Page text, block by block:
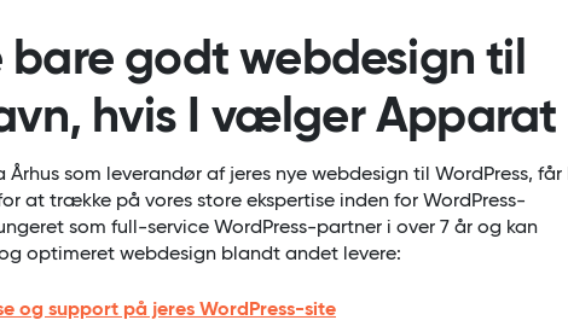
bare godt webdesign til
hvis I vælger Apparat
som leverandør af jeres nye webdesign til WordPress, får I
at trække på vores store ekspertise inden for WordPress-
som full-service WordPress-partner i over 7 år og kan
optimeret webdesign blandt andet levere:
og support på jeres WordPress-site